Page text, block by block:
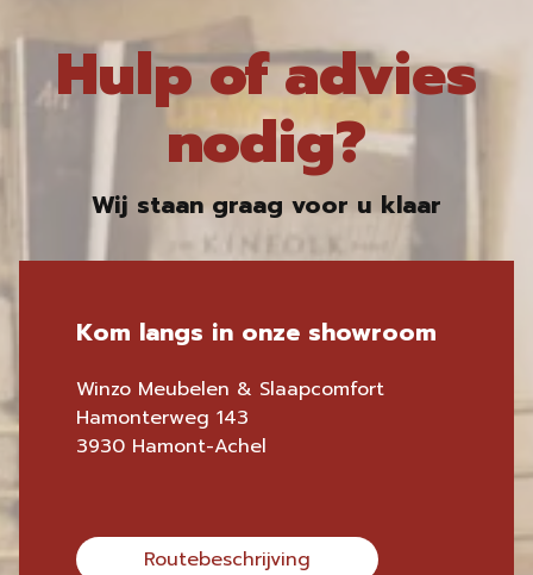
Hulp of advies
nodig?
Wij staan graag voor u klaar
Kom langs in onze showroom
Winzo Meubelen & Slaapcomfort
Hamonterweg 143
3930 Hamont-Achel
Routebeschrijving